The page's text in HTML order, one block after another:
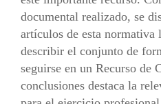
documental realizado, se
artículos de esta normativa
describir el conjunto de
seguirse en un Recurso de
conclusiones destaca la